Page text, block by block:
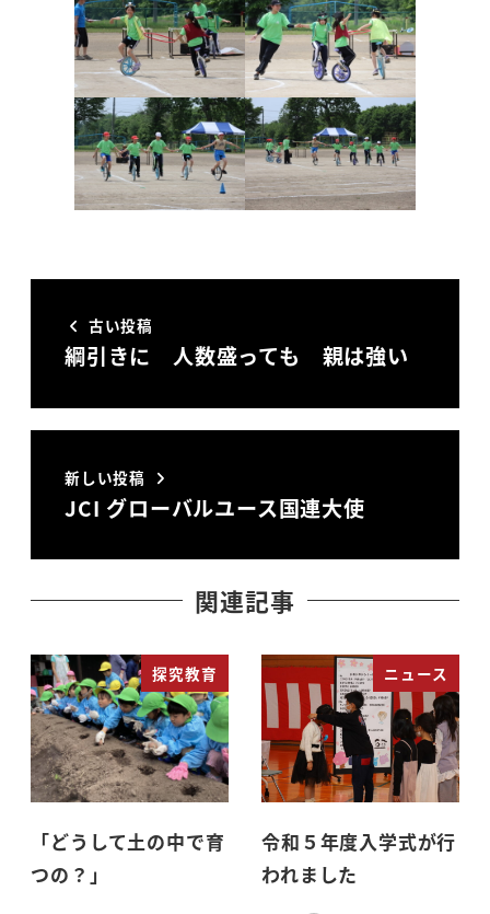
古い投稿
綱引きに 人数盛っても 親は強い
新しい投稿
JCI グローバルユース国連大使
関連記事
探究教育
「どうして土の中で育
つの？」
ニュース
令和５年度入学式が行
われました